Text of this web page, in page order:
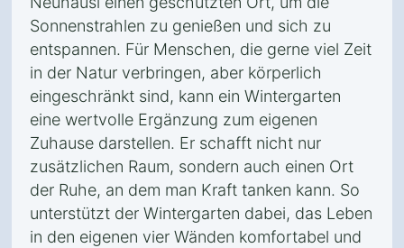
Sonnenstrahlen zu genießen und sich zu
entspannen. Für Menschen, die gerne viel Zeit
in der Natur verbringen, aber körperlich
eingeschränkt sind, kann ein Wintergarten
eine wertvolle Ergänzung zum eigenen
Zuhause darstellen. Er schafft nicht nur
zusätzlichen Raum, sondern auch einen Ort
der Ruhe, an dem man Kraft tanken kann. So
unterstützt der Wintergarten dabei, das Leben
in den eigenen vier Wänden komfortabel und